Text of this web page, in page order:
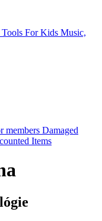
Tools For Kids Music,
members Damaged
Items